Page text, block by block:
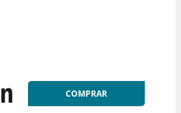
COMPRAR